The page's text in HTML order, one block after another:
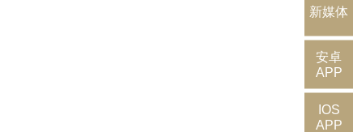
新媒体
安卓
APP
IOS
APP